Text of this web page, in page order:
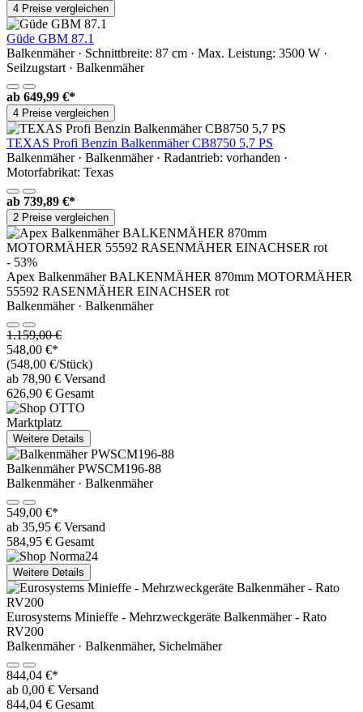
4 Preise vergleichen
Güde GBM 87.1
Balkenmäher · Schnittbreite: 87 cm · Max. Leistung: 3500 W ·
Seilzugstart · Balkenmäher
ab 649,99 €*
4 Preise vergleichen
TEXAS Profi Benzin Balkenmäher CB8750 5,7 PS
Balkenmäher · Balkenmäher · Radantrieb: vorhanden ·
Motorfabrikat: Texas
ab 739,89 €*
2 Preise vergleichen
- 53%
Apex Balkenmäher BALKENMÄHER 870mm MOTORMÄHER
55592 RASENMÄHER EINACHSER rot
Balkenmäher · Balkenmäher
1.159,00 €
548,00 €*
(548,00 €/Stück)
ab 78,90 € Versand
626,90 € Gesamt
Marktplatz
Weitere Details
Balkenmäher PWSCM196-88
Balkenmäher · Balkenmäher
549,00 €*
ab 35,95 € Versand
584,95 € Gesamt
Weitere Details
Eurosystems Minieffe - Mehrzweckgeräte Balkenmäher - Rato
RV200
Balkenmäher · Balkenmäher, Sichelmäher
844,04 €*
ab 0,00 € Versand
844,04 € Gesamt